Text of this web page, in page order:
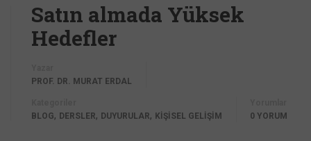
Satın almada Yüksek
Hedefler
PROF. DR. MURAT ERDAL
BLOG, DERSLER, DUYURULAR, KİŞİSEL GELİŞİM
0 YORUM